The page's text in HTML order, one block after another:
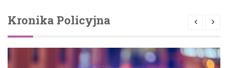
Kronika Policyjna